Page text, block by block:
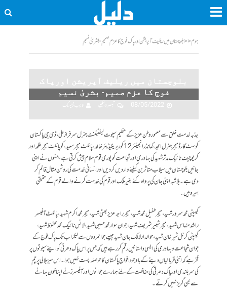
ہوم<<بلوچستان میں ریلیف آپریشن اورپاک فوج کا عزم صمیم- بشریٰ نسیم
بلوچستان میں ریلیف آپریشن اورپاک
فوج کا عزم صمیم- بشریٰ نسیم
08/05/2022
تبصرہ لکھیے ویب ڈیسک
جذبہ خدمت خلق سے معمور وطن عزیز کے عظیم سپوت لیفٹیننٹ جنرل سرفراز علی، ڈی جی پاکستان
کوسٹ گارڈ میجر جنرل امجد،کمانڈر انجینئر 12 کور بریگیڈیئر خالد، پائلٹ میجر سعید، کوپائلٹ میجر طلحہ اور
کریو چیف نائیک مدثر شہید کی بہادری اور شجاعت کوپوری قوم سلام پیش کرتی ہے، جنہوں نے اپنی
جانیں بلوچستان میں سیلاب متاثرین کیلئے وار دیں کر دیں اور انسانی خدمت کی روشن مثال قائم کر
دی ہے ۔بلاشبہ اپنی جان کی پرواہ کئے بغیر ملک اور قوم کی خدمت کرنے والے قوم کے حقیقی
ہیرو ہیں۔
کیپٹن محمد سرور شہید، میجر طفیل محمد شہید، میجر راجہ عزیز بھٹی شہید، میجر محمد اکرم شہید، پائلٹ آفیسر
راشد منہاس شہید، میجر شبیر شریف شہید، جوان سوار محمد حسین شہید، لانس نائیک محمد محفوظ شہید،
کیپٹن کرنل شیر خان شہید، حوالدار لالک جان شہیدجیسے جوانمردوں سے لیکر اب تک پاک فوج کے
جوان شجاعت و بہادری کی ایسی داستانیں رقم کر رہے ہیں کہ جس پر اس پاک دھرتی کو اپنے سپوتوں پر
فخر ہے کہ اتنی قربانیاں دینے کے باوجود افواجِ پاکستان کا حوصلہ پست نہیں ہوا۔ اس سبز ہلالی پرچم
کی سربلندی اور پاک دھرتی کی حفاظت کے لئے ہمارے جوانوں اور آفیسرز نے اپنا خون بہانے
سے بھی گریز نہیں کرتے۔